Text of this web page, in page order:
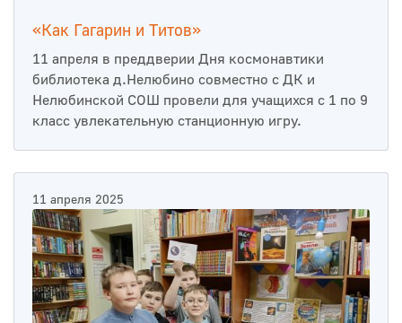
«Как Гагарин и Титов»
11 апреля в преддверии Дня космонавтики
библиотека д.Нелюбино совместно с ДК и
Нелюбинской СОШ провели для учащихся с 1 по 9
класс увлекательную станционную игру.
11 апреля 2025